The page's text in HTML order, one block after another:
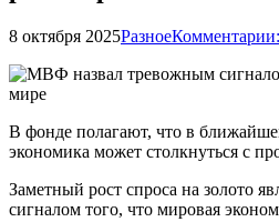
8 октября 2025Разное
В фонде полагают, что в
экономика может столкнуться с
Заметный рост спроса на золото
сигналом того, что мировая